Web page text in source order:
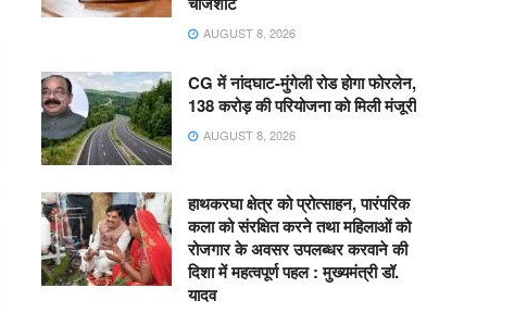
AUGUST 8, 2026
CG में नांदघाट-मुंगेली रोड होगा फोरलेन,
138 करोड़ की परियोजना को मिली मंजूरी
AUGUST 8, 2026
हाथकरघा क्षेत्र को प्रोत्साहन, पारंपरिक
कला को संरक्षित करने तथा महिलाओं को
रोजगार के अवसर उपलब्धर करवाने की
दिशा में महत्वपूर्ण पहल : मुख्यमंत्री डॉ.
यादव